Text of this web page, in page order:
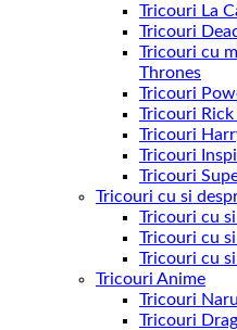
Tricouri La
Tricouri
Tricouri cu
Thrones
Tricouri
Tricouri
Tricouri
Tricouri
Tricouri
Tricouri cu si
Tricouri cu
Tricouri cu
Tricouri cu
Tricouri Anime
Tricouri
Tricouri